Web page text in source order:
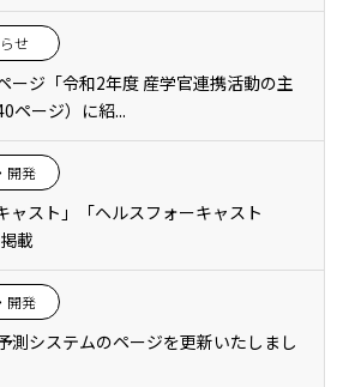
せ
ージ「令和2年度 産学官連携活動の主
ページ）に紹...
開発
ャスト」「ヘルスフォーキャスト
載
開発
測システムのページを更新いたしまし